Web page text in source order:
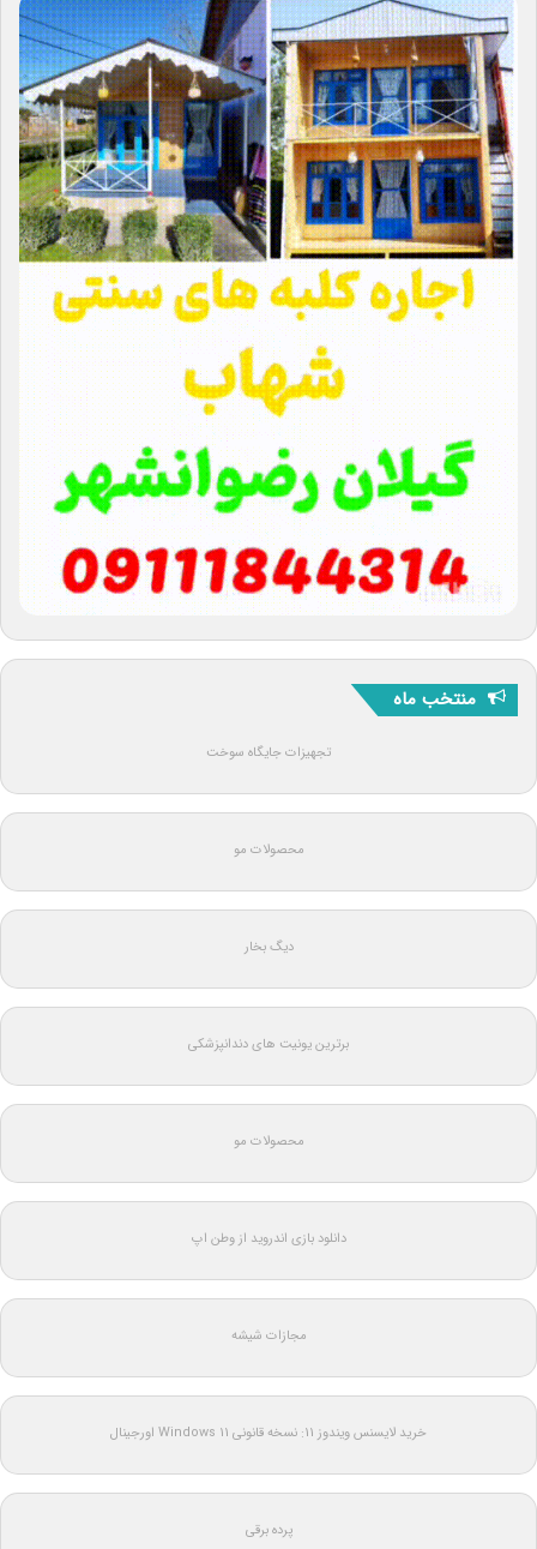
منتخب ماه
تجهیزات جایگاه سوخت
محصولات مو
دیگ بخار
برترین یونیت های دندانپزشکی
محصولات مو
دانلود بازی اندروید از وطن اپ
مجازات شیشه
خرید لایسنس ویندوز 11: نسخه قانونی Windows 11 اورجینال
پرده برقی